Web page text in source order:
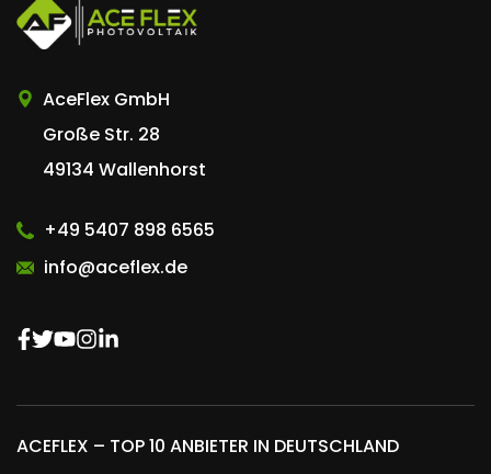
AceFlex GmbH
Große Str. 28
49134 Wallenhorst
+49 5407 898 6565
info@aceflex.de
ACEFLEX – TOP 10 ANBIETER IN DEUTSCHLAND